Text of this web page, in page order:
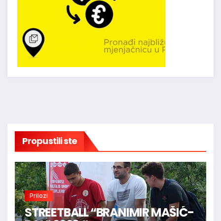
Propustili ste
Prilozi
STREETBALL “BRANIMIR MAŠIĆ-